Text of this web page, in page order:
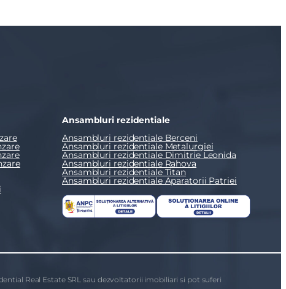
Ansambluri rezidentiale
Ansambluri rezidentiale Berceni
Ansambluri rezidentiale Metalurgiei
Ansambluri rezidentiale Dimitrie Leonida
Ansambluri rezidentiale Rahova
Ansambluri rezidentiale Titan
Ansambluri rezidentiale Aparatorii Patriei
Real Estate SRL sau dezvoltatorii imobiliari si pot suferi